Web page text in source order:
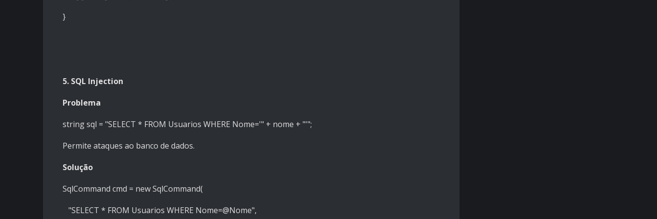
}
5. SQL Injection
Problema
string sql = "SELECT * FROM Usuarios WHERE Nome='" + nome + "'";
Permite ataques ao banco de dados.
Solução
SqlCommand cmd = new SqlCommand(
"SELECT * FROM Usuarios WHERE Nome=@Nome",